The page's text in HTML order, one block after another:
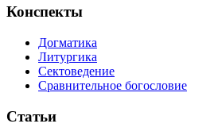
Конспекты
Догматика
Литургика
Сектоведение
Сравнительное богословие
Статьи